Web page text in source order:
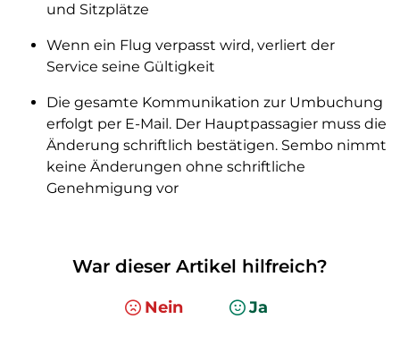
und Sitzplätze
Wenn ein Flug verpasst wird, verliert der
Service seine Gültigkeit
Die gesamte Kommunikation zur Umbuchung
erfolgt per E-Mail. Der Hauptpassagier muss die
Änderung schriftlich bestätigen. Sembo nimmt
keine Änderungen ohne schriftliche
Genehmigung vor
War dieser Artikel hilfreich?
Nein Ja